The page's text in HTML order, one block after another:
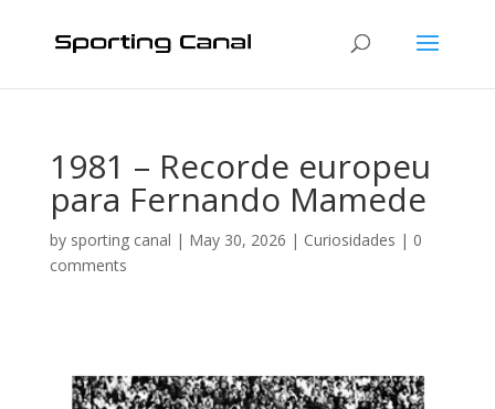
1981 – Recorde europeu
para Fernando Mamede
by sporting canal | May 30, 2026 | Curiosidades | 0
comments